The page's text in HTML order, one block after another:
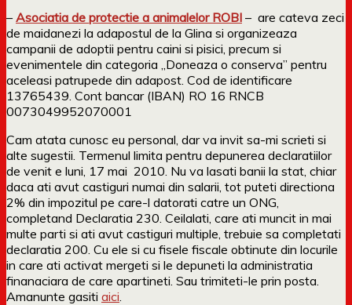
– Asociatia de protectie a animalelor ROBI – are cateva zeci
de maidanezi la adapostul de la Glina si organizeaza
campanii de adoptii pentru caini si pisici, precum si
evenimentele din categoria „Doneaza o conserva” pentru
aceleasi patrupede din adapost. Cod de identificare
13765439. Cont bancar (IBAN) RO 16 RNCB
0073049952070001
Cam atata cunosc eu personal, dar va invit sa-mi scrieti si
alte sugestii. Termenul limita pentru depunerea declaratiilor
de venit e luni, 17 mai 2010. Nu va lasati banii la stat, chiar
daca ati avut castiguri numai din salarii, tot puteti directiona
2% din impozitul pe care-l datorati catre un ONG,
completand Declaratia 230. Ceilalati, care ati muncit in mai
multe parti si ati avut castiguri multiple, trebuie sa completati
declaratia 200. Cu ele si cu fisele fiscale obtinute din locurile
in care ati activat mergeti si le depuneti la administratia
finanaciara de care apartineti. Sau trimiteti-le prin posta.
Amanunte gasiti aici